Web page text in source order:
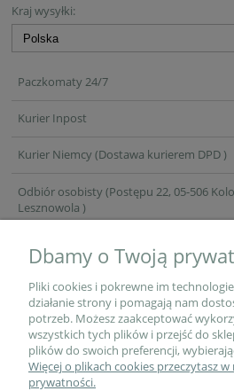
Kraj wysyłki:
Paczkomaty 24/7
Kurier Inpost
Kurier Niemcy(Dostawa kurierem DPD )
Odbiór osobisty(Postępu 22, 05-506
Lesznowola )
O NAS
Dbamy o Twoją
Pliki cookies i pokrewne im
działanie strony i pomagają nam
potrzeb. Możesz zaakceptować
wszystkich tych plików i przejść do
plików do swoich preferencji,
Więcej o plikach cookies przeczytasz w
prywatności.